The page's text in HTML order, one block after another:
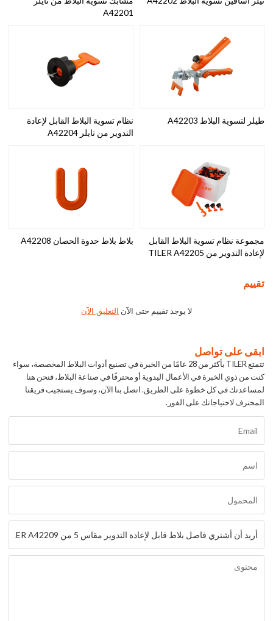
A42201
طيلر لتسوية البلاط A42203
نظام تسوية البلاط القابل لإعادة
التدوير من تايلر A42204
مجموعة نظام تسوية البلاط القابل
لإعادة التدوير من TILER A42205
بلاط بلاط حدوة الحصان A42208
تقييم
لا يوجد تقييم حتى الآن التعليق الآن
ابقى على تواصل
تتمتع TILER بأكثر من 28 عامًا من الخبرة في تصنيع أدوات البلاط المخصصة، سواء
كنت من ذوي الخبرة في الأعمال اليدوية أو محترفًا في صناعة البلاط، فنحن هنا
لمساعدتك في كل خطوة على الطريق. اتصل بنا الآن، وسوف يستجيب فريقنا
المحترف لاحتياجاتك على الفور.